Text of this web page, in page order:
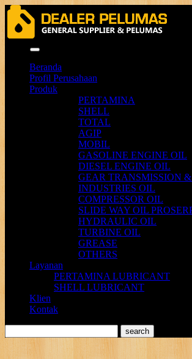
Beranda
Profil Perusahaan
Produk
PERTAMINA
SHELL
TOTAL
AGIP
MOBIL
GASOLINE ENGINE OIL
DIESEL ENGINE OIL
GEAR TRANSMISSION
INDUSTRIES OIL
COMPRESSOR OIL
SLIDE WAY OIL
HYDRAULIC OIL
TURBINE OIL
GREASE
OTHERS
Layanan
PERTAMINA LUBRICANT
SHELL LUBRICANT
Klien
Kontak